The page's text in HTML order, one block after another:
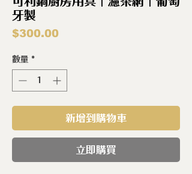
牙製
$300.00價
數量 *
新增到購物車
立即購買